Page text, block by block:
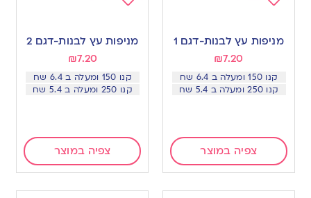
to
wishlist
מניפות עץ לבנות-דגם 1
₪7.20
קנו 150 ומעלה ב 6.4 שח
קנו 250 ומעלה ב 5.4 שח
צפיה במוצר
to
wishlist
מניפות עץ לבנות-דגם 2
₪7.20
קנו 150 ומעלה ב 6.4 שח
קנו 250 ומעלה ב 5.4 שח
צפיה במוצר